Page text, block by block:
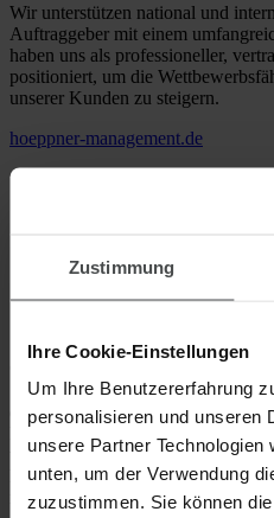
Zustimmung
Ihre Cookie-Einstellungen
Um Ihre Benutzererfahrung
personalisieren und unseren
unsere Partner
unten, um der Verwendung
zuzustimmen. Sie können
Wir unterstützen national und
Auftraggeber mit einem
haben uns als professioneller,
positioniert, um die
unserer Kunden zu steigern.
hoeppner-management.de
doinstruct
doinstruct ist die führende
Plattform für Frontline-
wie Lebensmittel, Gastronomie,
Die Software ermöglicht es 380+
mühelos Compliance und